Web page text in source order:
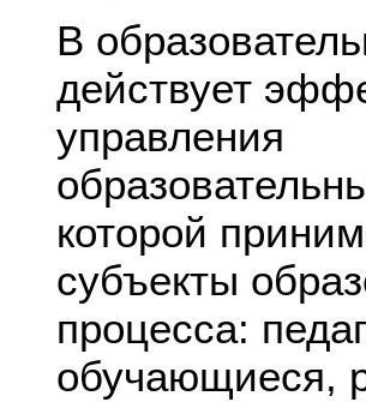
В
действует
управления
которой
субъекты
процесса:
обучающиеся,